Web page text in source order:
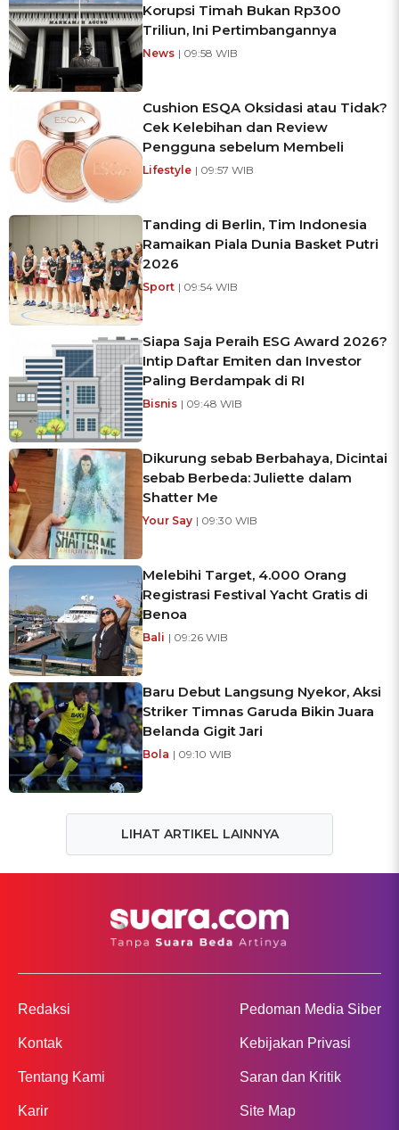
Korupsi Timah Bukan Rp300
Triliun, Ini Pertimbangannya
News | 09:58 WIB
Cushion ESQA Oksidasi atau Tidak?
Cek Kelebihan dan Review
Pengguna sebelum Membeli
Lifestyle | 09:57 WIB
Tanding di Berlin, Tim Indonesia
Ramaikan Piala Dunia Basket Putri
2026
Sport | 09:54 WIB
Siapa Saja Peraih ESG Award 2026?
Intip Daftar Emiten dan Investor
Paling Berdampak di RI
Bisnis | 09:48 WIB
Dikurung sebab Berbahaya, Dicintai
sebab Berbeda: Juliette dalam
Shatter Me
Your Say | 09:30 WIB
Melebihi Target, 4.000 Orang
Registrasi Festival Yacht Gratis di
Benoa
Bali | 09:26 WIB
Baru Debut Langsung Nyekor, Aksi
Striker Timnas Garuda Bikin Juara
Belanda Gigit Jari
Bola | 09:10 WIB
LIHAT ARTIKEL LAINNYA
Redaksi
Kontak
Tentang Kami
Karir
Pedoman Media Siber
Kebijakan Privasi
Saran dan Kritik
Site Map